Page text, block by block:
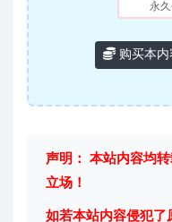
永
购买本内
声明： 本站内容均
立场！
如若本站内容侵犯了